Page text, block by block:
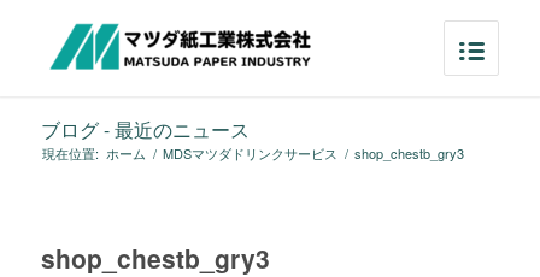
ブログ - 最近のニュース
現在位置: ホーム / MDSマツダドリンクサービス / shop_chestb_gry3
shop_chestb_gry3